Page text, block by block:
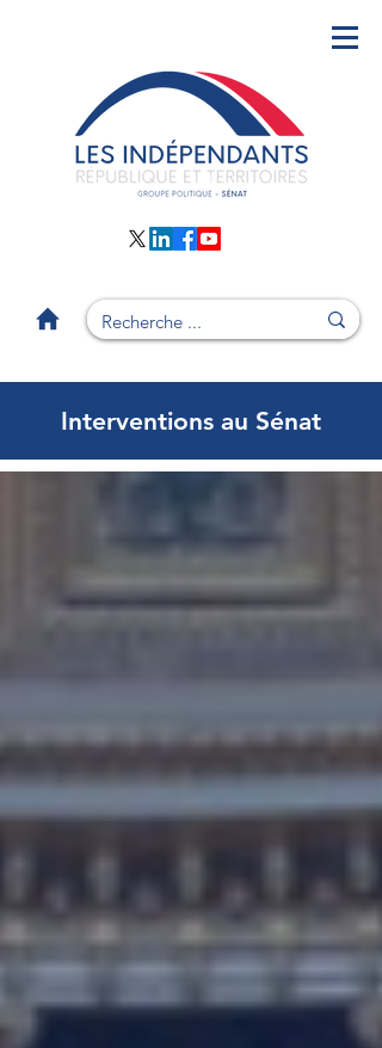
Interventions au Sénat